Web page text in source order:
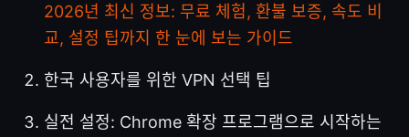
2026년 최신 정보: 무료 체험, 환불 보증, 속도 비
교, 설정 팁까지 한 눈에 보는 가이드
한국 사용자를 위한 VPN 선택 팁
실전 설정: Chrome 확장 프로그램으로 시작하는